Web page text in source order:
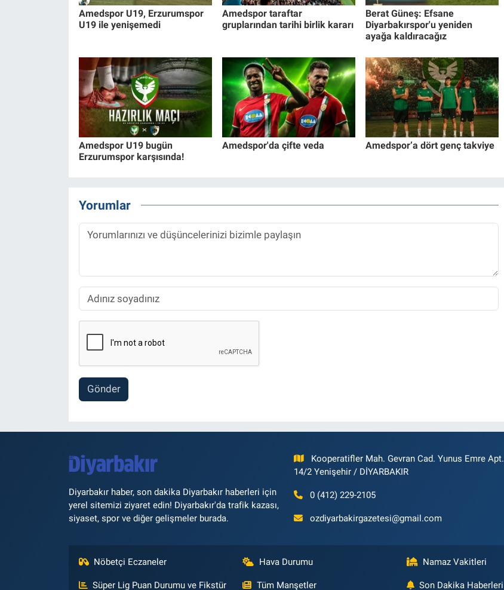
Amedspor U19, Erzurumspor
U19 ile yenişemedi
Amedspor taraftar
gruplarından tarihi birlik kararı
Berat Güneş: Efsane
Diyarbakırspor'u yeniden
ayağa kaldıracağız
Amedspor U19 bugün
Erzurumspor karşısında!
Amedspor'da çifte veda Amedspor’a dört genç takviye
Yorumlar
Gönder
Diyarbakır haber, son dakika Diyarbakır haberleri için
yerel sitemizi ziyaret edin! Diyarbakır'da trafik kazası,
siyaset, spor ve diğer gelişmeler burada.
Kooperatifler Mah. Gevran Cad. Yunus Emre Apt.
14/2 Yenişehir / DİYARBAKIR
0 (412) 229-2105
ozdiyarbakirgazetesi@gmail.com
Nöbetçi Eczaneler Hava Durumu Namaz Vakitleri
Süper Lig Puan Durumu ve Fikstür Tüm Manşetler Son Dakika Haberleri